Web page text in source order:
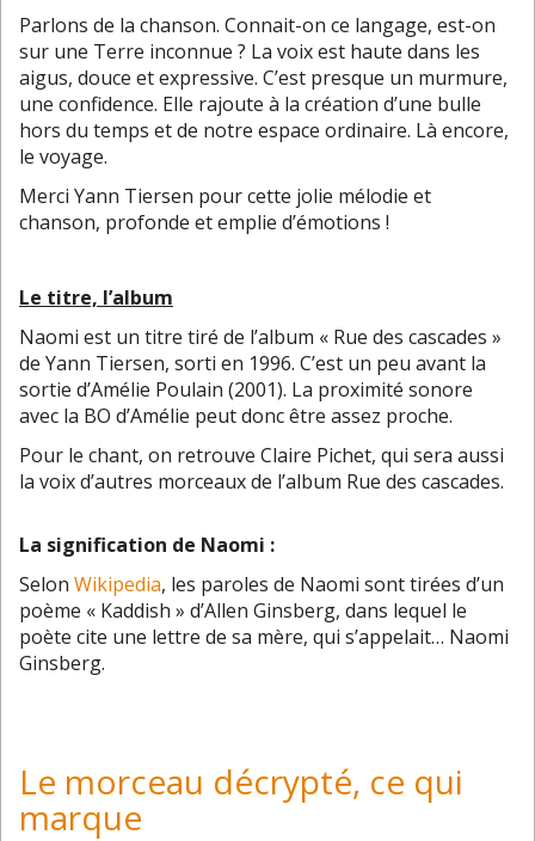
Parlons de la chanson. Connait-on ce langage, est-on
sur une Terre inconnue ? La voix est haute dans les
aigus, douce et expressive. C’est presque un murmure,
une confidence. Elle rajoute à la création d’une bulle
hors du temps et de notre espace ordinaire. Là encore,
le voyage.
Merci Yann Tiersen pour cette jolie mélodie et
chanson, profonde et emplie d’émotions !
Le titre, l’album
Naomi est un titre tiré de l’album « Rue des cascades »
de Yann Tiersen, sorti en 1996. C’est un peu avant la
sortie d’Amélie Poulain (2001). La proximité sonore
avec la BO d’Amélie peut donc être assez proche.
Pour le chant, on retrouve Claire Pichet, qui sera aussi
la voix d’autres morceaux de l’album Rue des cascades.
La signification de Naomi :
Selon Wikipedia, les paroles de Naomi sont tirées d’un
poème « Kaddish » d’Allen Ginsberg, dans lequel le
poète cite une lettre de sa mère, qui s’appelait… Naomi
Ginsberg.
Le morceau décrypté, ce qui
marque